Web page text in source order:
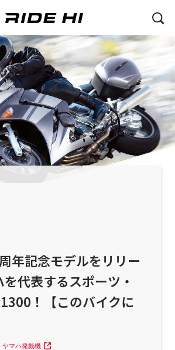
年記念モデルをリリー
代表するスポーツ・
！【このバイクに
ヤマハ発動機